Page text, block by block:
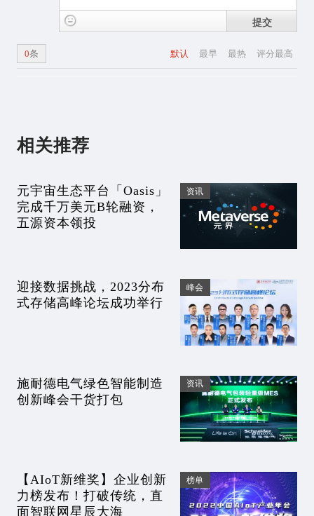
提交
默认 最早 最热 评分最高
0条
相关推荐
元宇宙生态平台「Oasis」
完成千万美元B轮融资，
五源资本领投
资讯
迎接数据挑战，2023分布
式存储高峰论坛成功举行
峰会
施耐德电气绿色智能制造
创新峰会干货打包
资讯
【AIoT新维奖】企业创新
力榜发布！打破传统，直
面智联网星辰大海
榜单